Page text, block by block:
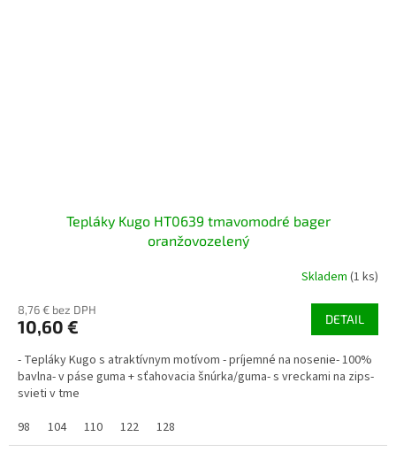
Tepláky Kugo HT0639 tmavomodré bager
oranžovozelený
Skladem (1 ks)
8,76 € bez DPH
10,60 € DETAIL
- Tepláky Kugo s atraktívnym motívom - príjemné na nosenie- 100%
bavlna- v páse guma + sťahovacia šnúrka/guma- s vreckami na zips-
svieti v tme
98
104 110 122 128